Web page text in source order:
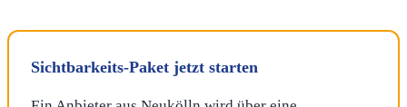
Sichtbarkeits-Paket jetzt starten